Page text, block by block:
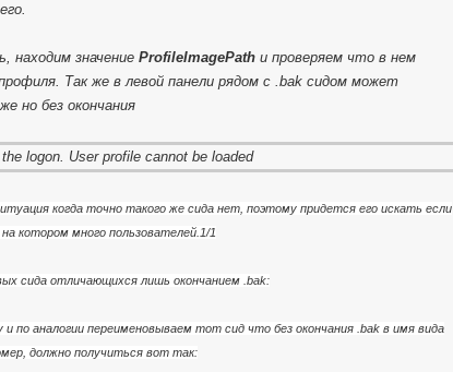
находим значение ProfileImagePath и проверяем что в нем
Так же в левой панели рядом с .bak сидом может
но без окончания
когда точно такого же сида нет, поэтому придется его искать если
котором много пользователей.1/1
сида отличающихся лишь окончанием .bak:
по аналогии переименовываем тот сид что без окончания .bak в имя вида
должно получиться вот так: